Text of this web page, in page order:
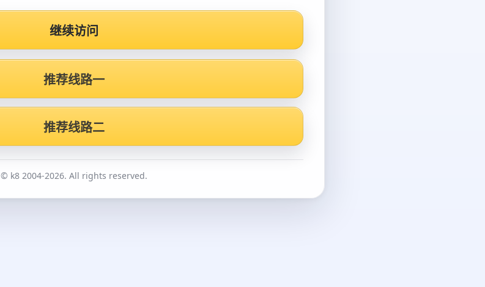
继续访问
推荐线路一
推荐线路二
© k8 2004-2026. All rights reserved.